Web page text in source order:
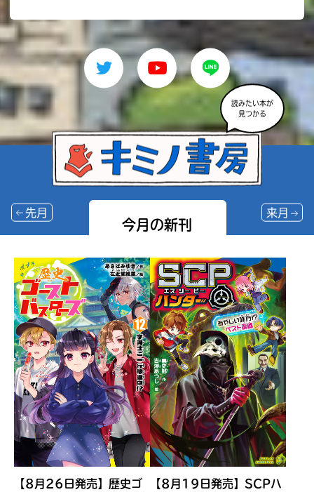
読みたい本が
見つかる
今月の新刊
先月 来月
【8月26日発売】歴史ゴ
【8月19日発売】SCPハ